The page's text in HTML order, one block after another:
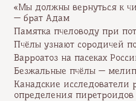
«Мы должны вернуться к
— брат Адам
Памятка пчеловоду при
Пчёлы узнают сородичей
Варроатоз на пасеках
Безжальные пчёлы —
Канадские исследователи
определения